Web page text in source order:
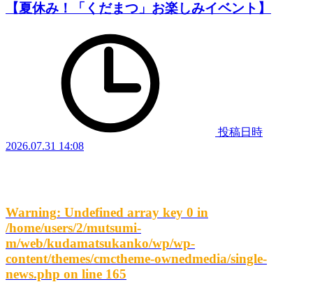
【夏休み！「くだまつ」お楽しみイベント】
投稿日時
2026.07.31 14:08
Warning: Undefined array key 0 in
/home/users/2/mutsumi-
m/web/kudamatsukanko/wp/wp-
content/themes/cmctheme-ownedmedia/single-
news.php on line 165